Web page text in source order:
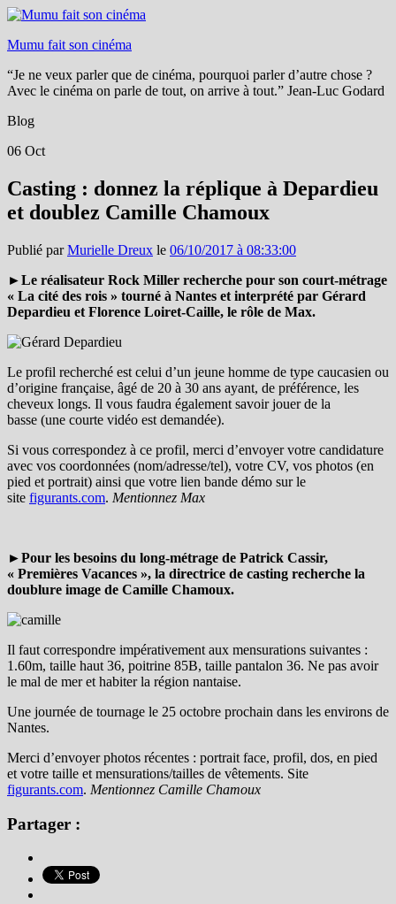
Mumu fait son cinéma
“Je ne veux parler que de cinéma, pourquoi parler d’autre chose ?
Avec le cinéma on parle de tout, on arrive à tout.” Jean-Luc Godard
Blog
06 Oct
Casting : donnez la réplique à Depardieu
et doublez Camille Chamoux
Publié parMurielle Dreux le 06/10/2017 à 08:33:00
►Le réalisateur Rock Miller recherche pour son court-métrage
« La cité des rois » tourné à Nantes et interprété par Gérard
Depardieu et Florence Loiret-Caille, le rôle de Max.
Le profil recherché est celui d’un jeune homme de type caucasien ou
d’origine française, âgé de 20 à 30 ans ayant, de préférence, les
cheveux longs. Il vous faudra également savoir jouer de la
basse (une courte vidéo est demandée).
Si vous correspondez à ce profil, merci d’envoyer votre candidature
avec vos coordonnées (nom/adresse/tel), votre CV, vos photos (en
pied et portrait) ainsi que votre lien bande démo sur le
site figurants.com. Mentionnez Max
►Pour les besoins du long-métrage de Patrick Cassir,
« Premières Vacances », la directrice de casting recherche la
doublure image de Camille Chamoux.
Il faut correspondre impérativement aux mensurations suivantes :
1.60m, taille haut 36, poitrine 85B, taille pantalon 36. Ne pas avoir
le mal de mer et habiter la région nantaise.
Une journée de tournage le 25 octobre prochain dans les environs de
Nantes.
Merci d’envoyer photos récentes : portrait face, profil, dos, en pied
et votre taille et mensurations/tailles de vêtements. Site
figurants.com. Mentionnez Camille Chamoux
Partager :